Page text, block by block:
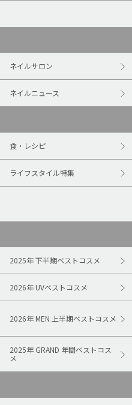
ネイルサロン
ネイルニュース
食・レシピ
ライフスタイル特集
2025年 下半期ベストコスメ
2026年 UVベストコスメ
2026年 MEN 上半期ベストコスメ
2025年 GRAND 年間ベストコス
メ